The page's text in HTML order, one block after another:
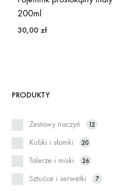
200ml
30,00 zł
PRODUKTY
Zestawy naczyń 12
Kubki i słomki 20
Talerze i miski 26
Sztućce i serwetki 7